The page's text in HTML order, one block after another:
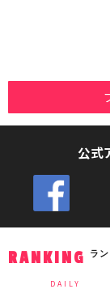
公式
RANKING ラ
DAILY